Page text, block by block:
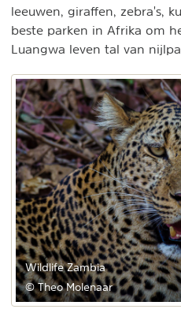
leeuwen, giraffen, zebra's,
beste parken in Afrika om
Luangwa leven tal van
Wildlife Zambia
© Theo Molenaar